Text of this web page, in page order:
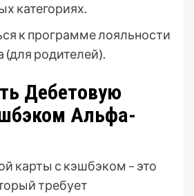
категориях.
к программе лояльности
(для родителей).
Дебетовую
Альфа-
карты с кэшбэком – это
требует